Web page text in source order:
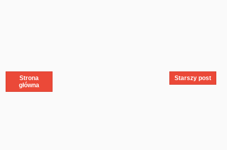
Starszy post
Strona
główna